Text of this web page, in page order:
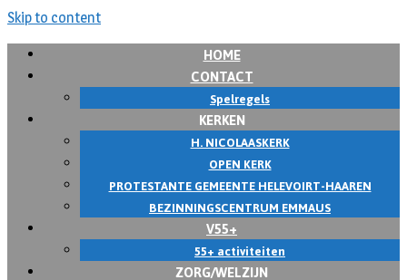
Skip to content
HOME
CONTACT
Spelregels
KERKEN
H. NICOLAASKERK
OPEN KERK
PROTESTANTE GEMEENTE HELEVOIRT-HAAREN
BEZINNINGSCENTRUM EMMAUS
V55+
55+ activiteiten
ZORG/WELZIJN